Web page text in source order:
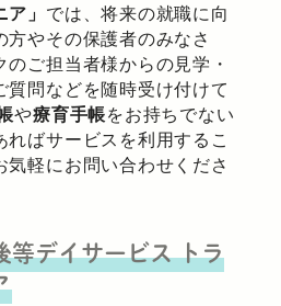
」 では、将来の就職に向
方やその保護者のみなさ
のご担当者様からの見学・
質問などを随時受け付けて
や療育手帳をお持ちでない
ばサービスを利用するこ
気軽にお問い合わせくださ
等デイサービストラ